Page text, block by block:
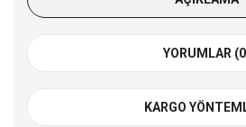
YORUMLAR
KARGO